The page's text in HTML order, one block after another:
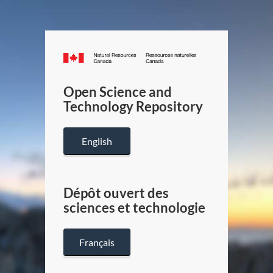
Canada.ca
/
Canada
Open Science and
Technology Repository
English
Dépôt ouvert des
sciences et technologie
Français